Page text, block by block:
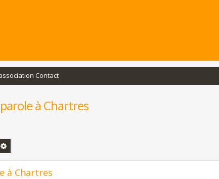
Contact
à Chartres
à Chartres